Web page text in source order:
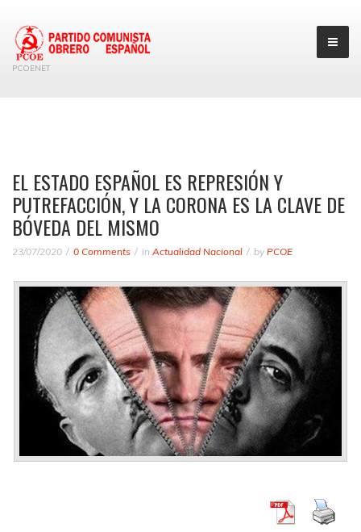
PCOENET
EL ESTADO ESPAÑOL ES REPRESIÓN Y
PUTREFACCIÓN, Y LA CORONA ES LA CLAVE DE
BÓVEDA DEL MISMO
23/07/2020 0 Comments in Actualidad Nacional by PCOE